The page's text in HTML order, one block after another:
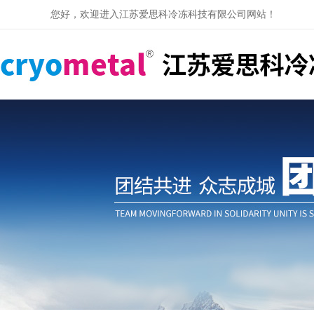
您好，欢迎进入江苏爱思科冷冻科技有限公司网站！